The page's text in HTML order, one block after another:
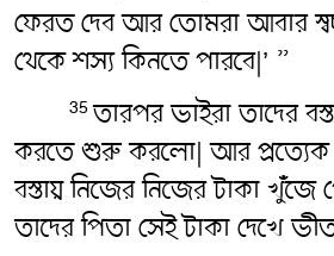
ফেরত দেব আর তোমরা আবার
থেকে শস্য কিনতে পারবে|’ ”
35তারপর ভাইরা তাদের
করতে শুরু করলো| আর প্রত্যেক
বস্তায় নিজের নিজের টাকা
তাদের পিতা সেই টাকা দেখে